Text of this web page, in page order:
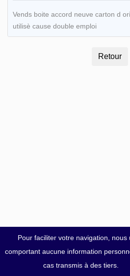
Pour faciliter votre navigation, nous
comportant aucune information
cas transmis à des tiers.
Vends boite accord neuve carton d
utilisè cause double emploi